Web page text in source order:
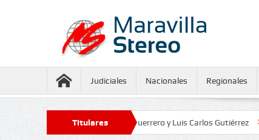
Judiciales Nacionales Regionales
Titulares
contra Juliana Guerrero y Luis Carlos Gutiérrez Defensoría